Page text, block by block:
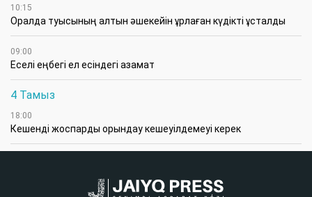
10:15
Оралда туысының алтын әшекейін ұрлаған күдікті ұсталды
09:00
Еселі еңбегі ел есіндегі азамат
4 Тамыз
18:00
Кешенді жоспарды орындау кешеуілдемеуі керек